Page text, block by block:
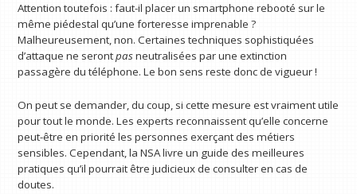
Attention toutefois : faut-il placer un smartphone rebooté sur le
même piédestal qu’une forteresse imprenable ?
Malheureusement, non. Certaines techniques sophistiquées
d’attaque ne serontpasneutralisées par une extinction
passagère du téléphone. Le bon sens reste donc de vigueur !
On peut se demander, du coup, si cette mesure est vraiment utile
pour tout le monde. Les experts reconnaissent qu’elle concerne
peut-être en priorité les personnes exerçant des métiers
sensibles. Cependant, la NSA livre un guide des meilleures
pratiques qu’il pourrait être judicieux de consulter en cas de
doutes.